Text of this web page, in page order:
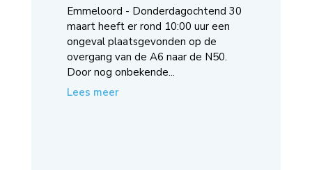
Emmeloord - Donderdagochtend 30
maart heeft er rond 10:00 uur een
ongeval plaatsgevonden op de
overgang van de A6 naar de N50.
Door nog onbekende...
Lees meer